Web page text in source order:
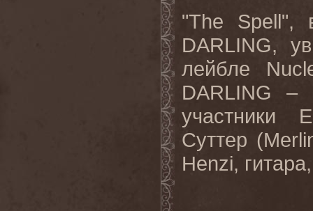
"The Spell",
DARLING,
лейбле
DARLING –
участники
Суттер
Henzi,